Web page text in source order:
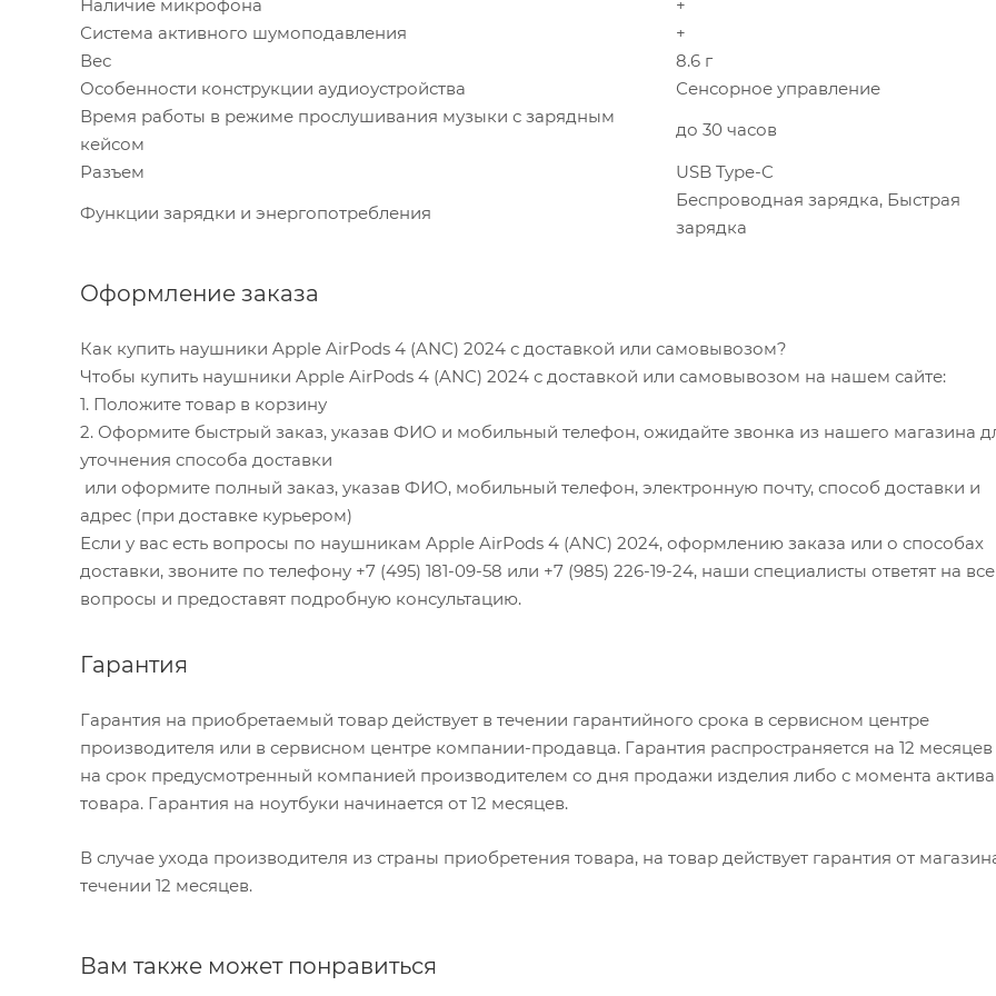
Наличие микрофона
+
Система активного шумоподавления
+
Вес
8.6 г
Особенности конструкции аудиоустройства
Сенсорное управление
Время работы в режиме прослушивания музыки с зарядным
кейсом
до 30 часов
Разъем
USB Type-C
Функции зарядки и энергопотребления
Беспроводная зарядка, Быстрая
зарядка
Оформление заказа
Как купить наушники Apple AirPods 4 (ANC) 2024 с доставкой или самовывозом?
Чтобы купить наушники Apple AirPods 4 (ANC) 2024 с доставкой или самовывозом на нашем сайте:
1. Положите товар в корзину
2. Оформите быстрый заказ, указав ФИО и мобильный телефон, ожидайте звонка из нашего магазина
уточнения способа доставки
или оформите полный заказ, указав ФИО, мобильный телефон, электронную почту, способ доставки и
адрес (при доставке курьером)
Если у вас есть вопросы по наушникам Apple AirPods 4 (ANC) 2024, оформлению заказа или о способах
доставки, звоните по телефону +7 (495) 181-09-58 или +7 (985) 226-19-24, наши специалисты ответят на все
вопросы и предоставят подробную консультацию.
Гарантия
Гарантия на приобретаемый товар действует в течении гарантийного срока в сервисном центре
производителя или в сервисном центре компании-продавца. Гарантия распространяется на 12
на срок предусмотренный компанией производителем со дня продажи изделия либо с момента
товара. Гарантия на ноутбуки начинается от 12 месяцев.
В случае ухода производителя из страны приобретения товара, на товар действует гарантия от
течении 12 месяцев.
Вам также может понравиться